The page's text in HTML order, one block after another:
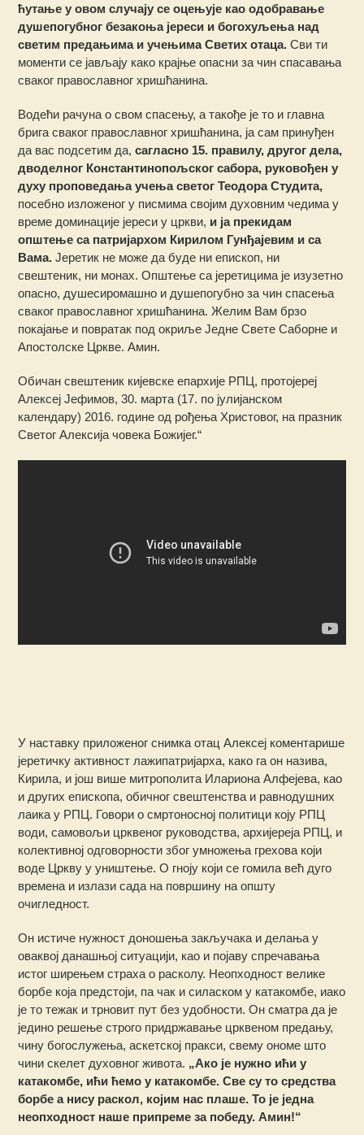
ћутање у овом случају се оцењује као одобравање
душепогубног безакоња јереси и богохуљења над
светим предањима и учењима Светих отаца. Сви ти
моменти се јављају како крајње опасни за чин спасавања
сваког православног хришћанина.
Водећи рачуна о свом спасењу, а такође је то и главна
брига сваког православног хришћанина, ја сам принуђен
да вас подсетим да,сагласно 15. правилу, другог дела,
дводелног Константинопољског сабора, руковођен у
духу проповедања учења светог Теодора Студита,
посебно изложеног у писмима својим духовним чедима у
време доминације јереси у цркви, и ја прекидам
општење са патријархом Кирилом Гунђајевим и са
Вама. Јеретик не може да буде ни епископ, ни
свештеник, ни монах. Општење са јеретицима је изузетно
опасно, душесиромашно и душепогубно за чин спасења
сваког православног хришћанина. Желим Вам брзо
покајање и повратак под окриље Једне Свете Саборне и
Апостолске Цркве. Амин.
Обичан свештеник кијевске епархије РПЦ, протојереј
Алексеј Јефимов, 30. марта (17. по јулијанском
календару) 2016. године од рођења Христовог, на празник
Светог Алексија човека Божијег.“
У наставку приложеног снимка отац Алексеј коментарише
јеретичку активност лажипатријарха, како га он назива,
Кирила, и још више митрополита Илариона Алфејева, као
и других епископа, обичног свештенства и равнодушних
лаика у РПЦ. Говори о смртоносној политици коју РПЦ
води, самовољи црквеног руководства, архијереја РПЦ, и
колективној одговорности због умножења грехова који
воде Цркву у уништење. О гноју који се гомила већ дуго
времена и излази сада на површину на општу
очигледност.
Он истиче нужност доношења закључака и делања у
оваквој данашњој ситуацији, као и појаву спречавања
истог ширењем страха о расколу. Неопходност велике
борбе која предстоји, па чак и силаском у катакомбе, иако
је то тежак и трновит пут без удобности. Он сматра да је
једино решење строго придржавање црквеном предању,
чину богослужења, аскетској пракси, свему ономе што
чини скелет духовног живота. „Ако је нужно ићи у
катакомбе, ићи ћемо у катакомбе. Све су то средства
борбе а нису раскол, којим нас плаше. То је једна
неопходност наше припреме за победу. Амин!“